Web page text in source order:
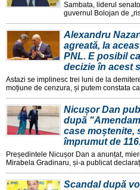
Sambata, liderul
guvernul Bolojan de
Alexandru
agreată, la
PNL. E posibil
decizie în acest
Astazi se implinesc trei luni de la
moțiune de cenzura, și putem constata
Nicușor Dan
după
case moștenite,
împrumut de
Președintele Nicușor Dan a anunțat,
Mirabela Gradinaru, și-a publicat
Scandal după